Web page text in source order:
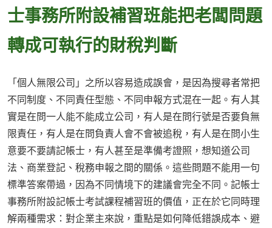
士事務所附設補習班能把老闆問題
轉成可執行的財稅判斷
「個人無限公司」之所以容易造成誤會，是因為搜尋者常把
不同制度、不同責任型態、不同申報方式混在一起。有人其
實是在問一人能不能成立公司，有人是在問行號是否要負無
限責任，有人是在問負責人會不會被追稅，有人是在問小生
意要不要請記帳士，有人甚至是準備考證照，想知道公司
法、商業登記、稅務申報之間的關係。這些問題不能用一句
標準答案帶過，因為不同情境下的建議會完全不同。記帳士
事務所附設記帳士考試課程補習班的價值，正在於它同時理
解兩種需求：對企業主來說，重點是如何降低錯誤成本、避